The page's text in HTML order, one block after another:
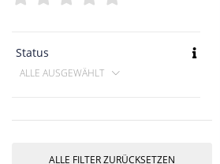
Status
ALLE AUSGEWÄHLT
ALLE FILTER ZURÜCKSETZEN